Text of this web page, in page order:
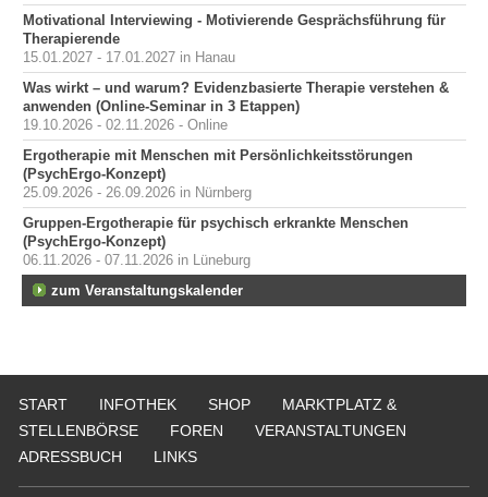
Motivational Interviewing - Motivierende Gesprächsführung für
Therapierende
15.01.2027 - 17.01.2027 in Hanau
Was wirkt – und warum? Evidenzbasierte Therapie verstehen &
anwenden (Online-Seminar in 3 Etappen)
19.10.2026 - 02.11.2026 - Online
Ergotherapie mit Menschen mit Persönlichkeitsstörungen
(PsychErgo-Konzept)
25.09.2026 - 26.09.2026 in Nürnberg
Gruppen-Ergotherapie für psychisch erkrankte Menschen
(PsychErgo-Konzept)
06.11.2026 - 07.11.2026 in Lüneburg
zum Veranstaltungskalender
START INFOTHEK SHOP
MARKTPLATZ &
STELLENBÖRSE
FOREN
VERANSTALTUNGEN
ADRESSBUCH
LINKS